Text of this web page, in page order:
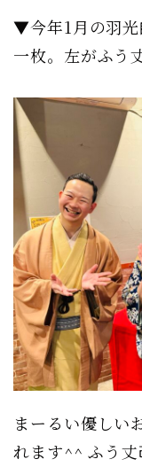
▼今年1月の羽光
一枚。左がふう
まーるい優しい
れます^^ ふう